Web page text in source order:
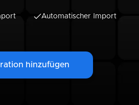
Automatischer Import
hinzufügen